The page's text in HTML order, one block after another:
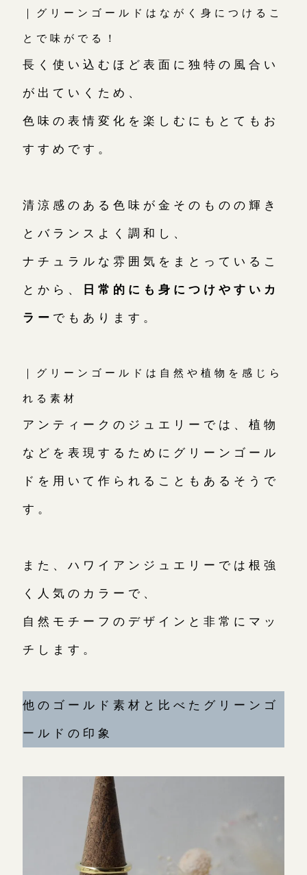
｜グリーンゴールドはながく身につけるこ
とで味がでる！
長く使い込むほど表面に独特の風合い
が出ていくため、
色味の表情変化を楽しむにもとてもお
すすめです。
清涼感のある色味が金そのものの輝き
とバランスよく調和し、
ナチュラルな雰囲気をまとっているこ
とから、 日常的にも身につけやすいカ
ラー でもあります。
｜グリーンゴールドは自然や植物を感じら
れる素材
アンティークのジュエリーでは、植物
などを表現するためにグリーンゴール
ドを用いて作られることもあるそうで
す。
また、ハワイアンジュエリーでは根強
く人気のカラーで、
自然モチーフのデザインと非常にマッ
チします。
他のゴールド素材と比べたグリーンゴ
ールドの印象